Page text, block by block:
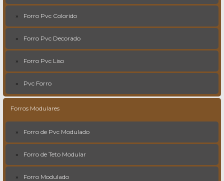
Forro Pvc Colorido
Forro Pvc Decorado
Forro Pvc Liso
Pvc Forro
Forros Modulares
Forro de Pvc Modulado
Forro de Teto Modular
Forro Modulado